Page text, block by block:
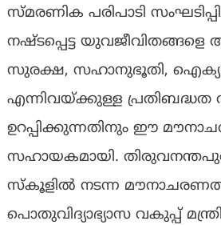
സ്മരണിക പരിപാടി
നഷ്ടപ്പെട്ട യുവജീവിതങ്ങളെ
സുരക്ഷ, സഹാനുഭൂതി,
എന്നിവയ്ക്കുള്ള പ്രതിബദ്ധത
ഉറപ്പിക്കുന്നതിനും ഈ
സഹായകമായി.
സ്കൂളിൽ നടന്ന
പൊതുവിദ്യാഭ്യാസ വകുപ്പ്